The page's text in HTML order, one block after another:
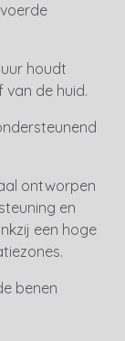
houdt
de huid.
ontworpen
en
een hoge
benen